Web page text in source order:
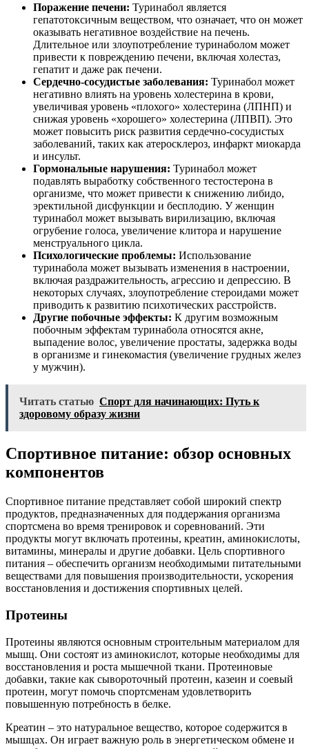
Поражение печени: Туринабол является
гепатотоксичным веществом, что означает, что он может
оказывать негативное воздействие на печень.
Длительное или злоупотребление туринаболом может
привести к повреждению печени, включая холестаз,
гепатит и даже рак печени.
Сердечно-сосудистые заболевания: Туринабол может
негативно влиять на уровень холестерина в крови,
увеличивая уровень «плохого» холестерина (ЛПНП) и
снижая уровень «хорошего» холестерина (ЛПВП). Это
может повысить риск развития сердечно-сосудистых
заболеваний, таких как атеросклероз, инфаркт миокарда
и инсульт.
Гормональные нарушения: Туринабол может
подавлять выработку собственного тестостерона в
организме, что может привести к снижению либидо,
эректильной дисфункции и бесплодию. У женщин
туринабол может вызывать вирилизацию, включая
огрубение голоса, увеличение клитора и нарушение
менструального цикла.
Психологические проблемы: Использование
туринабола может вызывать изменения в настроении,
включая раздражительность, агрессию и депрессию. В
некоторых случаях, злоупотребление стероидами может
приводить к развитию психотических расстройств.
Другие побочные эффекты: К другим возможным
побочным эффектам туринабола относятся акне,
выпадение волос, увеличение простаты, задержка воды
в организме и гинекомастия (увеличение грудных желез
у мужчин).
Читать статью Спорт для начинающих: Путь к
здоровому образу жизни
Спортивное питание: обзор основных
компонентов
Спортивное питание представляет собой широкий спектр
продуктов, предназначенных для поддержания организма
спортсмена во время тренировок и соревнований. Эти
продукты могут включать протеины, креатин, аминокислоты,
витамины, минералы и другие добавки. Цель спортивного
питания – обеспечить организм необходимыми питательными
веществами для повышения производительности, ускорения
восстановления и достижения спортивных целей.
Протеины
Протеины являются основным строительным материалом для
мышц. Они состоят из аминокислот, которые необходимы для
восстановления и роста мышечной ткани. Протеиновые
добавки, такие как сывороточный протеин, казеин и соевый
протеин, могут помочь спортсменам удовлетворить
повышенную потребность в белке.
Креатин – это натуральное вещество, которое содержится в
мышцах. Он играет важную роль в энергетическом обмене и